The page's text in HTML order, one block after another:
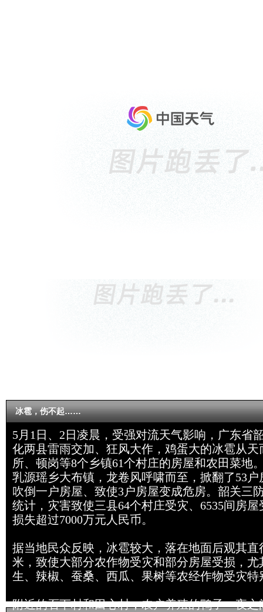
冰雹，伤不起……
5月1日、2日凌晨，受强对流天气影响，广东省
化两县雷雨交加、狂风大作，鸡蛋大的冰雹从天
所、顿岗等8个乡镇61个村庄的房屋和农田菜地
乳源瑶乡大布镇，龙卷风呼啸而至，掀翻了53
吹倒一户房屋、致使3户房屋变成危房。韶关三
统计，灾害致使三县64个村庄受灾、6535间房
损失超过7000万元人民币。
据当地民众反映，冰雹较大，落在地面后观其直
米，致使大部分农作物受灾和部分房屋受损，尤
生、辣椒、蚕桑、西瓜、果树等农经作物受灾特
附近的石下村和田心村，农户养殖的鸭子一夜之